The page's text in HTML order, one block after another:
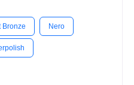
Bronze Nero